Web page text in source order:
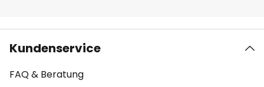
Kundenservice
FAQ & Beratung